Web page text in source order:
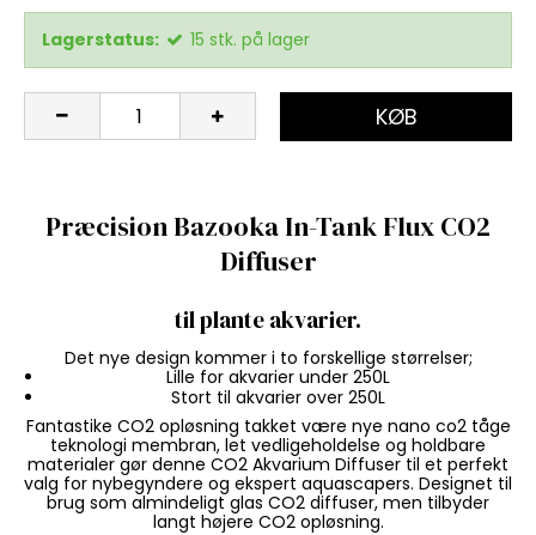
Lagerstatus: 15 stk. på lager
KØB
Præcision Bazooka In-Tank Flux CO2
Diffuser
til plante akvarier.
Det nye design kommer i to forskellige størrelser;
Lille for akvarier under 250L
Stort til akvarier over 250L
Fantastike CO2 opløsning takket være nye nano co2 tåge
teknologi membran, let vedligeholdelse og holdbare
materialer gør denne CO2 Akvarium Diffuser til et perfekt
valg for nybegyndere og ekspert aquascapers. Designet til
brug som almindeligt glas CO2 diffuser, men tilbyder
langt højere CO2 opløsning.